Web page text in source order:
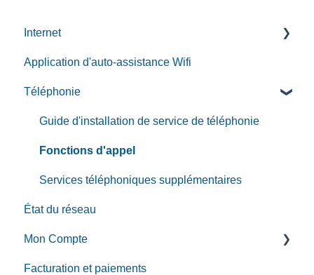
Internet
Installation de service Internet par fibre
Installation de service Internet
Guides d'installation des équipments
Gérer votre réseau sans fil résidentiel
Dépannage
Application d'auto-assistance Wifi
Téléphonie
Guide d'installation de service de téléphonie
Fonctions d'appel
Services téléphoniques supplémentaires
État du réseau
Mon Compte
MonCompte
Facturation et paiements